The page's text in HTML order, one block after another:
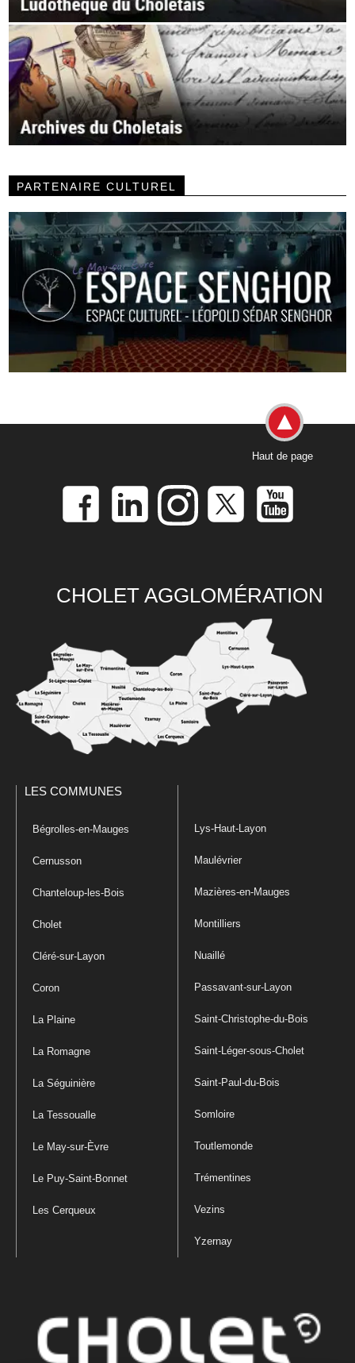
PARTENAIRE CULTUREL
Haut de page
CHOLET AGGLOMÉRATION
LES COMMUNES
Bégrolles-en-Mauges
Cernusson
Chanteloup-les-Bois
Cholet
Cléré-sur-Layon
Coron
La Plaine
La Romagne
La Séguinière
La Tessoualle
Le May-sur-Èvre
Le Puy-Saint-Bonnet
Les Cerqueux
Lys-Haut-Layon
Maulévrier
Mazières-en-Mauges
Montilliers
Nuaillé
Passavant-sur-Layon
Saint-Christophe-du-Bois
Saint-Léger-sous-Cholet
Saint-Paul-du-Bois
Somloire
Toutlemonde
Trémentines
Vezins
Yzernay